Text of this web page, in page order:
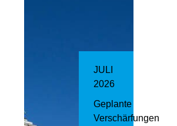
JULI
2026
Geplante
Verschärfungen